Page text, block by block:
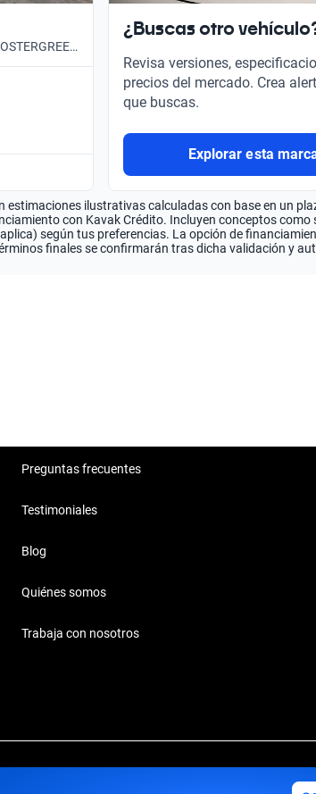
¿Buscas otro
Revisa versiones,
precios del mercado. Crea
que buscas.
Explorar esta
ilustrativas calculadas con base en un
con Kavak Crédito. Incluyen conceptos
según tus preferencias. La opción de
finales se confirmarán tras dicha validación y
Preguntas frecuentes
Testimoniales
Blog
Quiénes somos
Trabaja con nosotros
Transparencia